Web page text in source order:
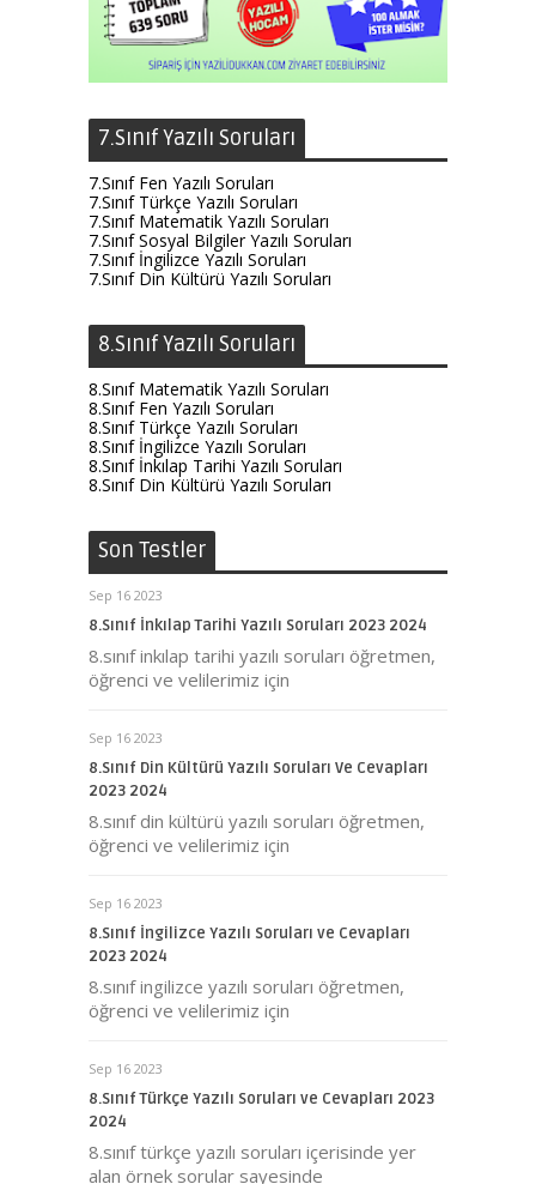
7.Sınıf Yazılı Soruları
7.Sınıf Fen Yazılı Soruları
7.Sınıf Türkçe Yazılı Soruları
7.Sınıf Matematik Yazılı Soruları
7.Sınıf Sosyal Bilgiler Yazılı Soruları
7.Sınıf İngilizce Yazılı Soruları
7.Sınıf Din Kültürü Yazılı Soruları
8.Sınıf Yazılı Soruları
8.Sınıf Matematik Yazılı Soruları
8.Sınıf Fen Yazılı Soruları
8.Sınıf Türkçe Yazılı Soruları
8.Sınıf İngilizce Yazılı Soruları
8.Sınıf İnkılap Tarihi Yazılı Soruları
8.Sınıf Din Kültürü Yazılı Soruları
Son Testler
Sep 16 2023
8.Sınıf İnkılap Tarihi Yazılı Soruları 2023 2024
8.sınıf inkılap tarihi yazılı soruları öğretmen,
öğrenci ve velilerimiz için
Sep 16 2023
8.Sınıf Din Kültürü Yazılı Soruları Ve Cevapları
2023 2024
8.sınıf din kültürü yazılı soruları öğretmen,
öğrenci ve velilerimiz için
Sep 16 2023
8.Sınıf İngilizce Yazılı Soruları ve Cevapları
2023 2024
8.sınıf ingilizce yazılı soruları öğretmen,
öğrenci ve velilerimiz için
Sep 16 2023
8.Sınıf Türkçe Yazılı Soruları ve Cevapları 2023
2024
8.sınıf türkçe yazılı soruları içerisinde yer
alan örnek sorular sayesinde